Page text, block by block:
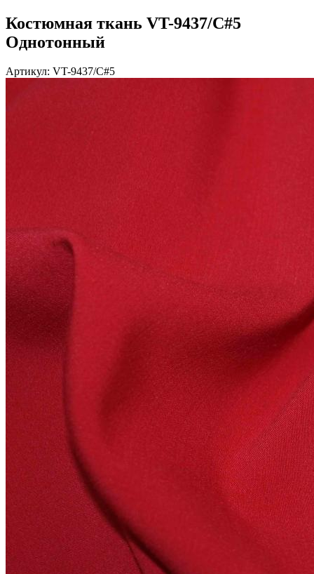
Костюмная ткань VT-9437/C#5
Однотонный
Артикул: VT-9437/C#5